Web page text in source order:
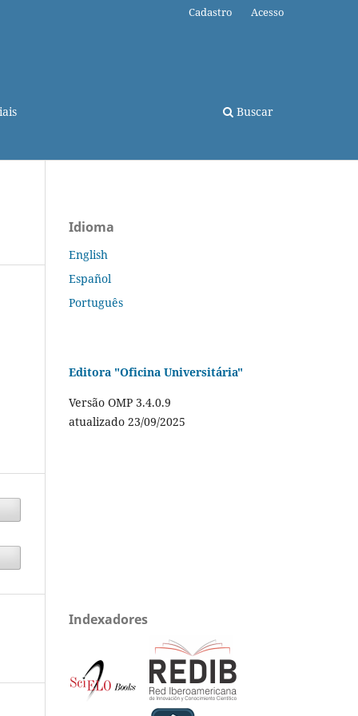
Buscar
Cadastro Acesso
Idioma
English
Español
Português
Editora "Oficina Universitária"
Versão OMP 3.4.0.9
atualizado 23/09/2025
Indexadores